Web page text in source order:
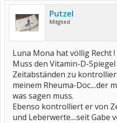
Putzel
Mitglied
Luna Mona hat völlig Recht
Muss den Vitamin-D-
Zeitabständen zu
meinem Rheuma-Doc....der
was sagen muss.
Ebenso kontrolliert er von
und Leberwerte....seit Gabe